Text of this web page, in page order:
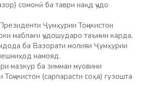
сомонӣ ба таври нақд ҷудо
Ҷумҳурии Тоҷикистон
маблағи ҷудошударо таъмин карда,
ба Вазорати молияи Ҷумҳурии
намояд.
мазкур ба зиммаи муовини
(сарпарасти соҳа) гузошта